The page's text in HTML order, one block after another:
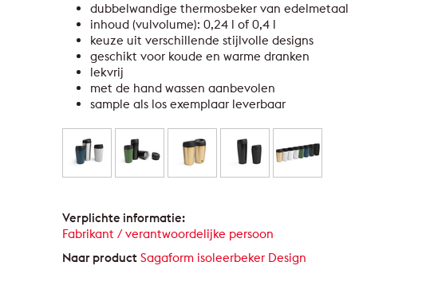
dubbelwandige thermosbeker van edelmetaal
inhoud (vulvolume): 0,24 l of 0,4 l
keuze uit verschillende stijlvolle designs
geschikt voor koude en warme dranken
lekvrij
met de hand wassen aanbevolen
sample als los exemplaar leverbaar
Verplichte informatie:
Fabrikant / verantwoordelijke persoon
Naar product Sagaform isoleerbeker Design